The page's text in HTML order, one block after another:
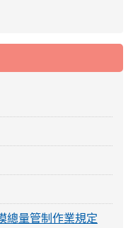
總量管制作業規定